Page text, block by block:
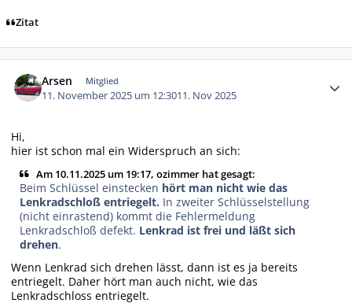
Zitat
Arsen Mitglied
11. November 2025 um 12:3011. Nov 2025
Hi,
hier ist schon mal ein Widerspruch an sich:
Am 10.11.2025 um 19:17, ozimmer hat gesagt:
Beim Schlüssel einstecken hört man nicht wie das
Lenkradschloß entriegelt. In zweiter Schlüsselstellung
(nicht einrastend) kommt die Fehlermeldung
Lenkradschloß defekt. Lenkrad ist frei und läßt sich
drehen.
Wenn Lenkrad sich drehen lässt, dann ist es ja bereits
entriegelt. Daher hört man auch nicht, wie das
Lenkradschloss entriegelt.